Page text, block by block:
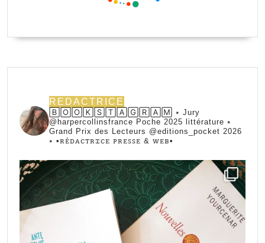
REDACTRICE
🄱🄾🄾🄺🅂🅃🄰🄶🅁🄰🄼 ⭑ Jury
@harpercollinsfrance Poche 2025 littérature ⭑
Grand Prix des Lecteurs @editions_pocket 2026
⭑ •ꭱꭼ́ꭰꭺꮯꭲꭱꮖꮯꭼ ꮲꭱꭼꮪꮪꭼ & ꮃꭼᏼ•